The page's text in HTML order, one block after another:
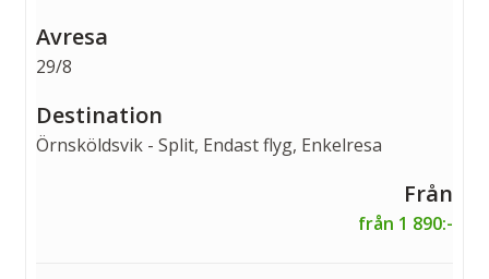
29/8
Örnsköldsvik - Split, Endast flyg, Enkelresa
från 1 890:-